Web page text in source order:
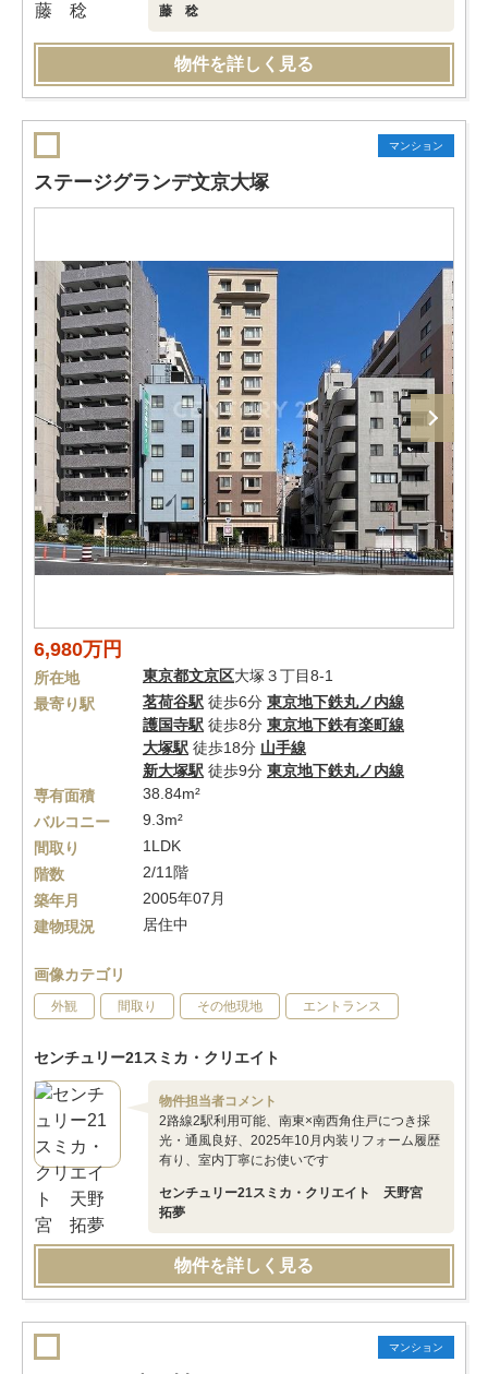
藤 稔
物件を詳しく見る
マンション
ステージグランデ文京大塚
6,980万円
所在地 東京都文京区大塚３丁目8-1
最寄り駅
茗荷谷駅 徒歩6分 東京地下鉄丸ノ内線
護国寺駅 徒歩8分 東京地下鉄有楽町線
大塚駅 徒歩18分 山手線
新大塚駅 徒歩9分 東京地下鉄丸ノ内線
専有面積
38.84m²
バルコニー
9.3m²
間取り
1LDK
階数
2/11階
築年月
2005年07月
建物現況
居住中
画像カテゴリ
外観 間取り その他現地 エントランス
センチュリー21スミカ・クリエイト
物件担当者コメント
2路線2駅利用可能、南東×南西角住戸につき採
光・通風良好、2025年10月内装リフォーム履歴
有り、室内丁寧にお使いです
センチュリー21スミカ・クリエイト 天野宮
拓夢
物件を詳しく見る
マンション